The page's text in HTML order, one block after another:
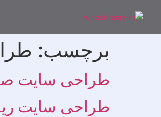
برچسب:
طراحی سایت
طراحی سایت